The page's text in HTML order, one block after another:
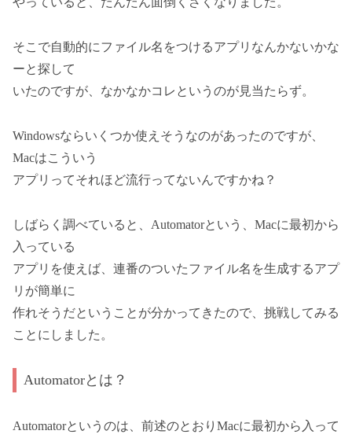
そこで自動的にファイル名をつけるアプリなんかないかな
ーと探して
いたのですが、なかなかコレというのが見当たらず。
Windowsならいくつか使えそうなのがあったのですが、
Macはこういう
アプリってそれほど流行ってないんですかね？
しばらく調べていると、Automatorという、Macに最初から
入っている
アプリを使えば、連番のついたファイル名を生成するアプ
リが簡単に
作れそうだということが分かってきたので、挑戦してみる
ことにしました。
Automatorとは？
Automatorというのは、前述のとおりMacに最初から入って